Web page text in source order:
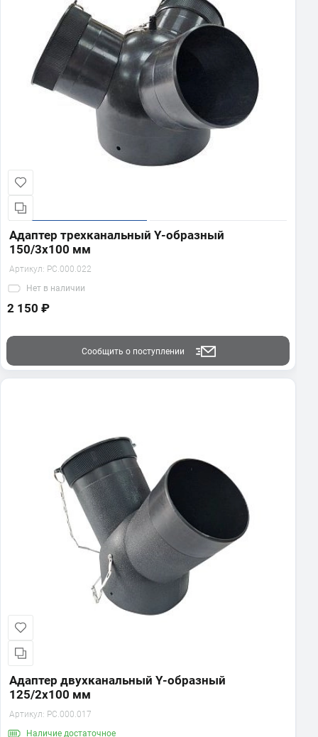
Адаптер трехканальный Y-образный
150/3х100 мм
Артикул: PC.000.022
Нет в наличии
2 150 ₽
Сообщить о поступлении
Адаптер двухканальный Y-образный
125/2х100 мм
Артикул: PC.000.017
Наличие достаточное